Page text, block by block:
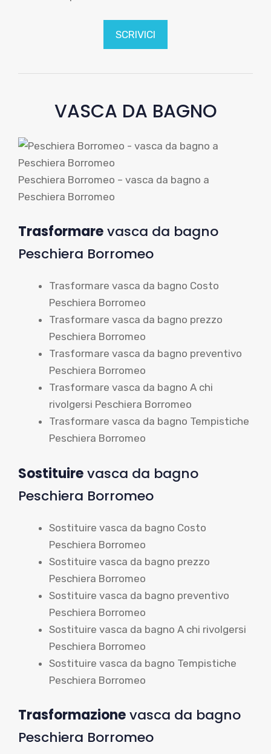
SCRIVICI
VASCA DA BAGNO
Peschiera Borromeo – vasca da bagno a
Peschiera Borromeo
Trasformarevasca da bagno
Peschiera Borromeo
Trasformare vasca da bagno Costo
Peschiera Borromeo
Trasformare vasca da bagno prezzo
Peschiera Borromeo
Trasformare vasca da bagno preventivo
Peschiera Borromeo
Trasformare vasca da bagno A chi
rivolgersi Peschiera Borromeo
Trasformare vasca da bagno Tempistiche
Peschiera Borromeo
Sostituirevasca da bagno
Peschiera Borromeo
Sostituire vasca da bagno Costo
Peschiera Borromeo
Sostituire vasca da bagno prezzo
Peschiera Borromeo
Sostituire vasca da bagno preventivo
Peschiera Borromeo
Sostituire vasca da bagno A chi rivolgersi
Peschiera Borromeo
Sostituire vasca da bagno Tempistiche
Peschiera Borromeo
Trasformazionevasca da bagno
Peschiera Borromeo